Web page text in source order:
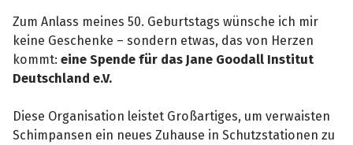
Zum Anlass meines 50. Geburtstags wünsche ich mir
keine Geschenke – sondern etwas, das von Herzen
kommt:eine Spende für das Jane Goodall Institut
Deutschland e.V.
Diese Organisation leistet Großartiges, um verwaisten
Schimpansen ein neues Zuhause in Schutzstationen zu